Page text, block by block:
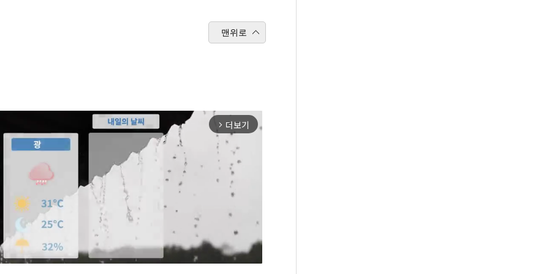
맨위로
arrow_forward_ios 더보기